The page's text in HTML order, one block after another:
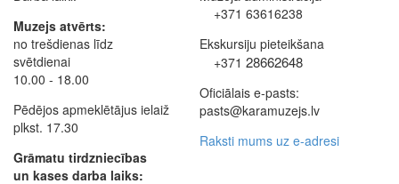
Muzejs atvērts:
no trešdienas līdz
svētdienai
10.00 - 18.00
Pēdējos apmeklētājus ielaiž
plkst. 17.30
Grāmatu tirdzniecības
un kases darba laiks:
+371 63616238
Ekskursiju pieteikšana
+371 28662648
Oficiālais e-pasts:
pasts@karamuzejs.lv
Raksti mums uz e-adresi